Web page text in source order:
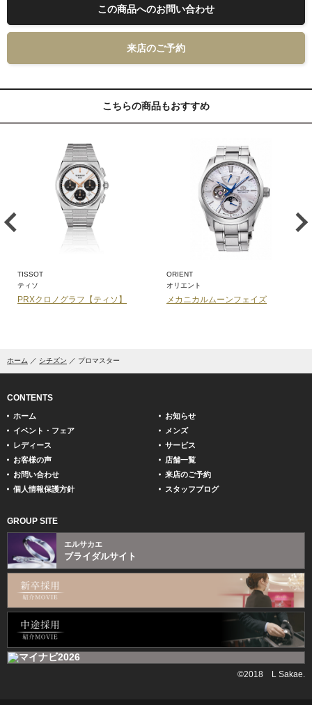
この商品へのお問い合わせ
来店のご予約
こちらの商品もおすすめ
TISSOT
ティソ
PRXクロノグラフ【ティソ】
ORIENT
オリエント
メカニカルムーンフェイズ
ホーム シチズン プロマスター
CONTENTS
ホーム
お知らせ
イベント・フェア
メンズ
レディース
サービス
お客様の声
店舗一覧
お問い合わせ
来店のご予約
個人情報保護方針
スタッフブログ
GROUP SITE
エルサカエ
ブライダルサイト
©2018 L Sakae.